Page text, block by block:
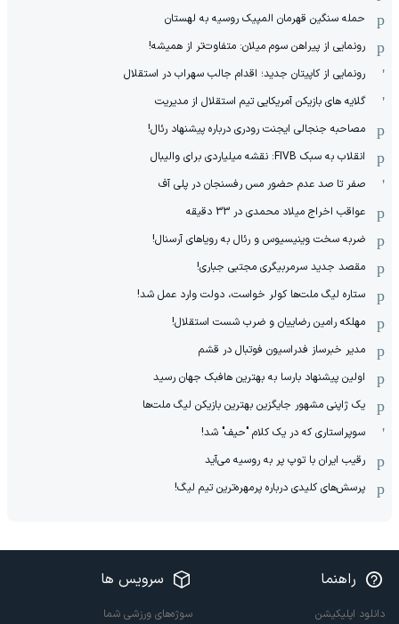
حمله سنگین قهرمان المپیک روسیه به لهستان
رونمایی از پیراهن سوم میلان: متفاوت‌تر از همیشه!
رونمایی از کاپیتان جدید؛ اقدام جالب سهراب در استقلال
گلایه های بازیکن آمریکایی تیم استقلال از مدیریت
مصاحبه جنجالی ایجنت رودری درباره پیشنهاد رئال!
انقلاب به سبک FIVB: نقشه میلیاردی برای والیبال
صفر تا صد عدم حضور مس رفسنجان در پلی آف
عواقب اخراج میلاد محمدی در 33 دقیقه
ضربه سخت وینیسیوس و رئال به رویاهای آرسنال!
مقصد جدید سرمربیگری مجتبی جباری!
ستاره لیگ ملت‌ها کولر خواست، دولت وارد عمل شد!
مهلکه رامین رضاییان و ضرب شست استقلال!
مدیر خبرساز فدراسیون فوتبال در قشم
اولین پیشنهاد بارسا به بهترین هافبک جهان رسید
یک ژاپنی مشهور جایگزین بهترین بازیکن لیگ ملت‌ها
سوپراستاری که در یک کلام "حیف" شد!
رقیب ایران با توپ پر به روسیه می‌آید
پرسش‌های کلیدی درباره پرمهره‌ترین تیم لیگ!
راهنما
دانلود اپلیکیشن
سرویس ها
سوژه‌های ورزشی شما